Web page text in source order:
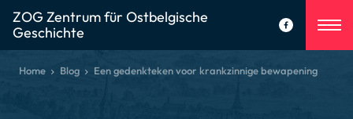
ZOG Zentrum für Ostbelgische
Geschichte
Home Blog Een gedenkteken voor krankzinnige bewapening